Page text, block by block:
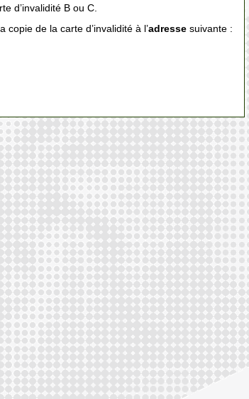
d’invalidité B ou C.
copie de la carte d’invalidité à l’adresse suivante :